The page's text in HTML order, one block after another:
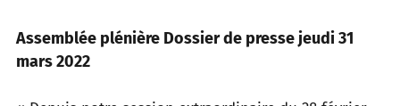
Assemblée plénière Dossier de presse jeudi 31
mars 2022